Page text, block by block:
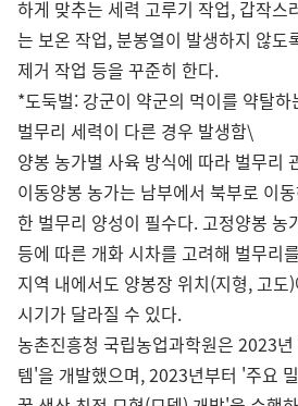
하게 맞추는 세력 고루기 작업, 갑작스
는 보온 작업, 분봉열이 발생하지 않도
제거 작업 등을 꾸준히 한다.
*도둑벌: 강군이 약군의 먹이를 약탈
벌무리 세력이 다른 경우 발생함\
양봉 농가별 사육 방식에 따라 벌무리
이동양봉 농가는 남부에서 북부로 이
한 벌무리 양성이 필수다. 고정양봉 농
등에 따른 개화 시차를 고려해 벌무리
지역 내에서도 양봉장 위치(지형, 고도
시기가 달라질 수 있다.
농촌진흥청 국립농업과학원은 2023
템'을 개발했으며, 2023년부터 '주요